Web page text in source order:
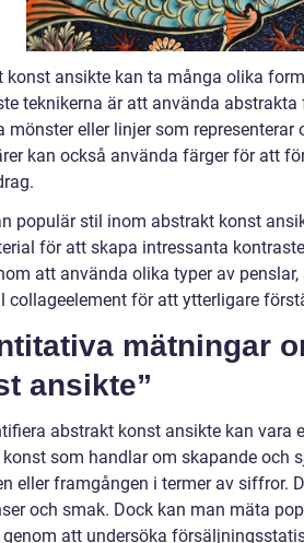
konst ansikte kan ta många olika
teknikerna är att använda abstrakta
mönster eller linjer som representerar
kan också använda färger för att
populär stil inom abstrakt konst
för att skapa intressanta
att använda olika typer av
collageelement för att ytterligare
mätningar
ansikte”
abstrakt konst ansikte kan vara
som handlar om skapande och
eller framgången i termer av siffror.
och smak. Dock kan man mäta
genom att undersöka